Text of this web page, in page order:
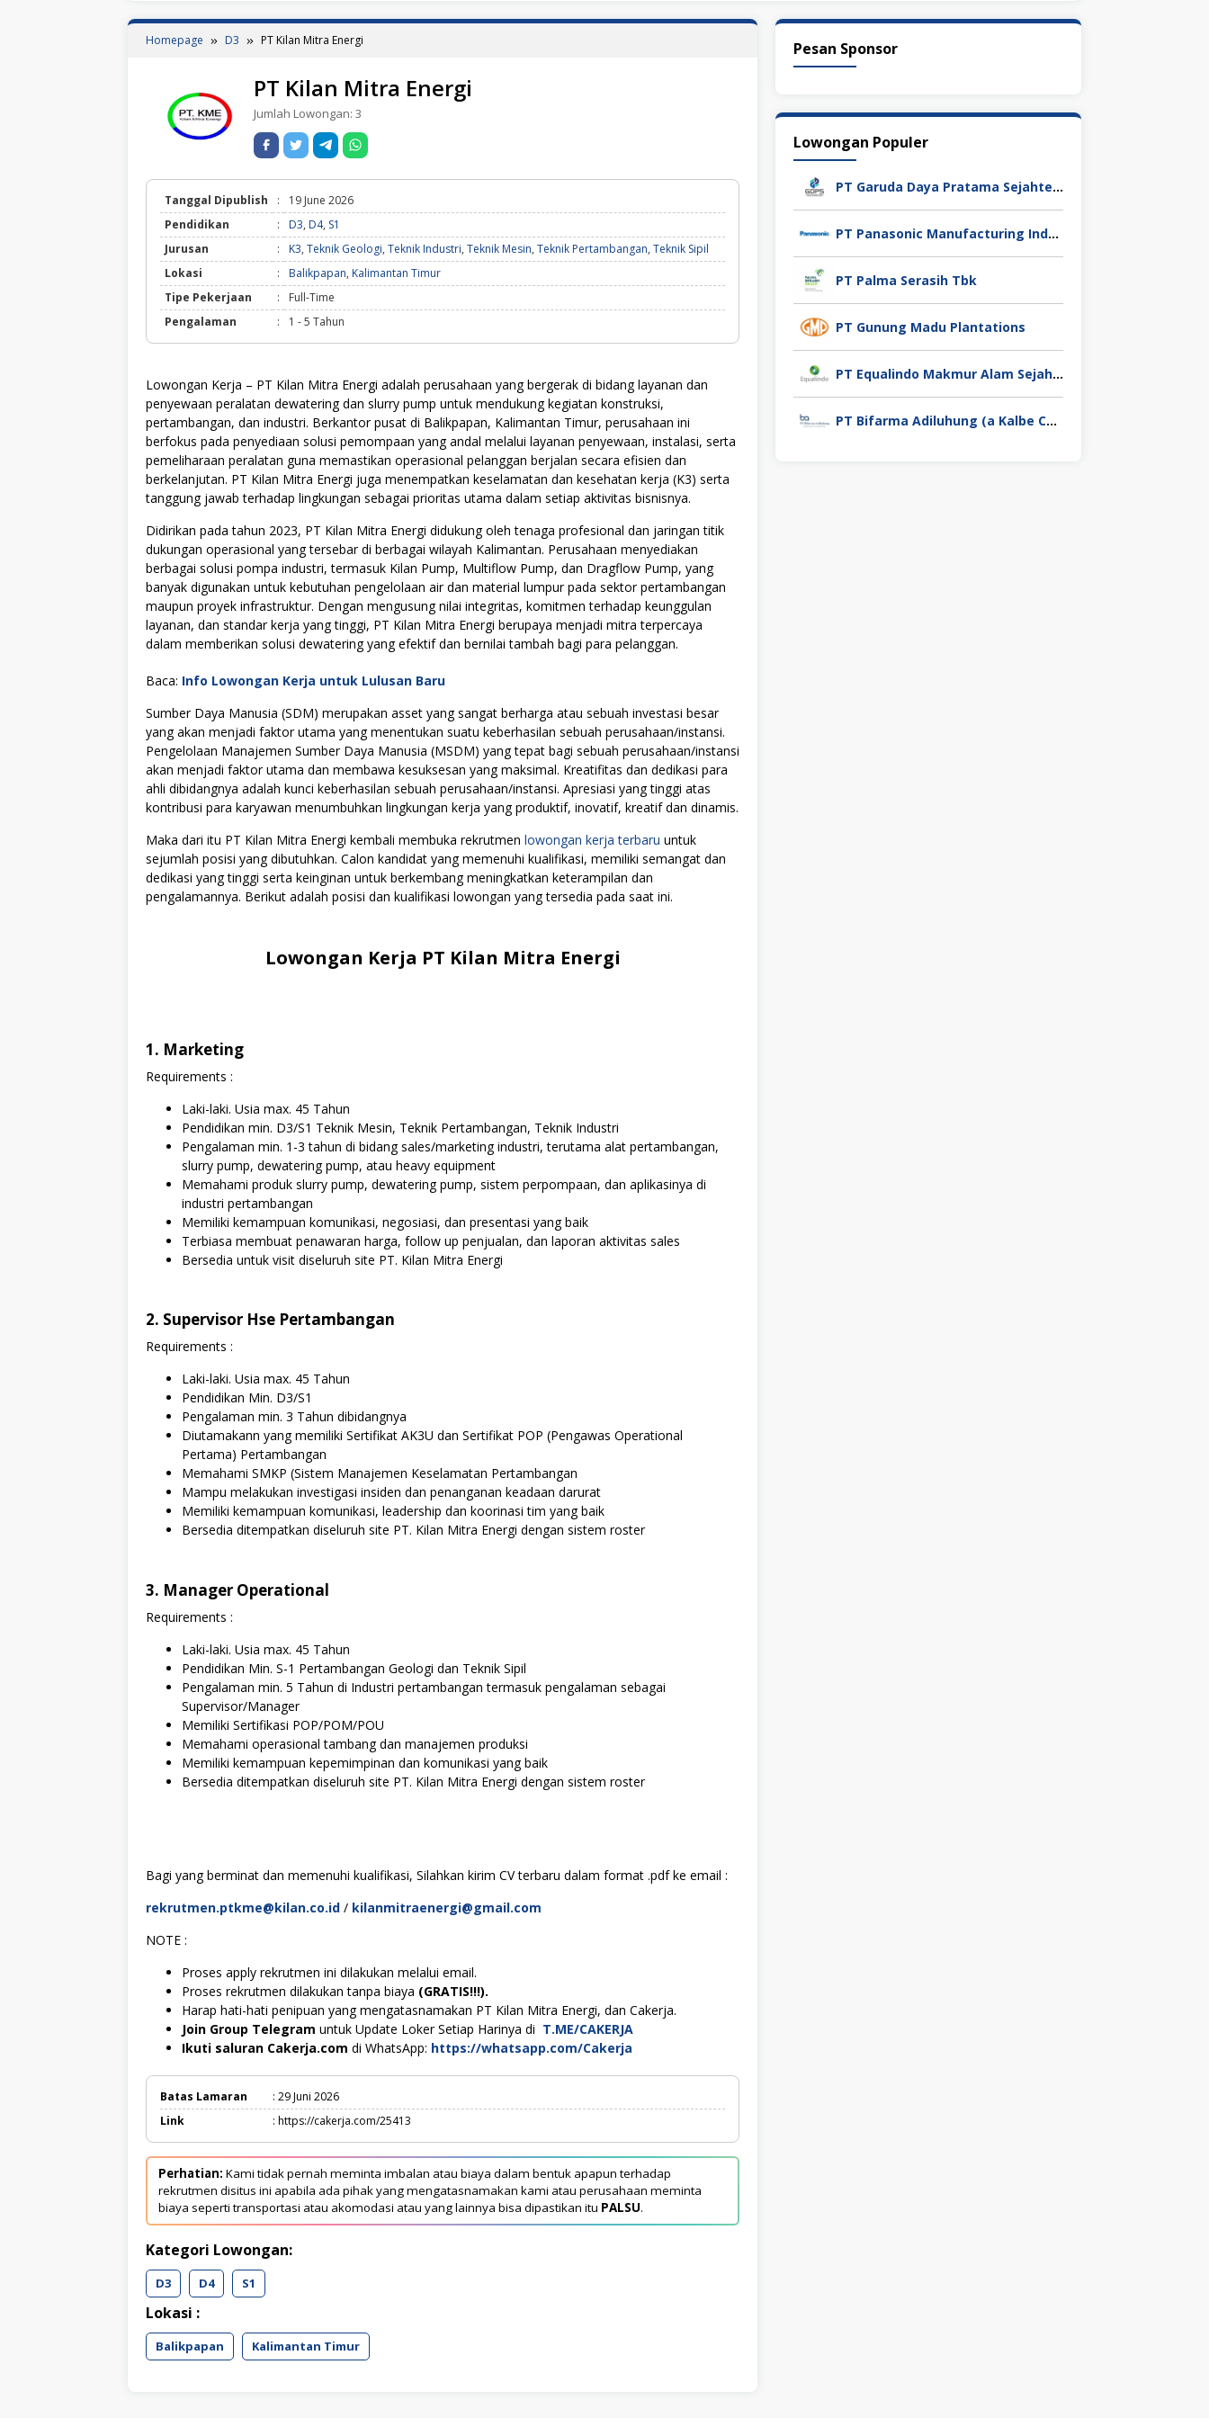
Homepage D3 PT Kilan Mitra Energi
PT Kilan Mitra Energi
Jumlah Lowongan: 3
Tanggal Dipublish :
19 June 2026
Pendidikan
: D3, D4, S1
Jurusan
: K3, Teknik Geologi, Teknik Industri, Teknik Mesin, Teknik Pertambangan, Teknik Sipil
Lokasi
: Balikpapan, Kalimantan Timur
Tipe Pekerjaan
:
Full-Time
Pengalaman
: 1 - 5 Tahun
Lowongan Kerja – PT Kilan Mitra Energi adalah perusahaan yang bergerak di bidang layanan dan
penyewaan peralatan dewatering dan slurry pump untuk mendukung kegiatan konstruksi,
pertambangan, dan industri. Berkantor pusat di Balikpapan, Kalimantan Timur, perusahaan ini
berfokus pada penyediaan solusi pemompaan yang andal melalui layanan penyewaan, instalasi, serta
pemeliharaan peralatan guna memastikan operasional pelanggan berjalan secara efisien dan
berkelanjutan. PT Kilan Mitra Energi juga menempatkan keselamatan dan kesehatan kerja (K3) serta
tanggung jawab terhadap lingkungan sebagai prioritas utama dalam setiap aktivitas bisnisnya.
Didirikan pada tahun 2023, PT Kilan Mitra Energi didukung oleh tenaga profesional dan jaringan titik
dukungan operasional yang tersebar di berbagai wilayah Kalimantan. Perusahaan menyediakan
berbagai solusi pompa industri, termasuk Kilan Pump, Multiflow Pump, dan Dragflow Pump, yang
banyak digunakan untuk kebutuhan pengelolaan air dan material lumpur pada sektor pertambangan
maupun proyek infrastruktur. Dengan mengusung nilai integritas, komitmen terhadap keunggulan
layanan, dan standar kerja yang tinggi, PT Kilan Mitra Energi berupaya menjadi mitra terpercaya
dalam memberikan solusi dewatering yang efektif dan bernilai tambah bagi para pelanggan.
Baca: Info Lowongan Kerja untuk Lulusan Baru
Sumber Daya Manusia (SDM) merupakan asset yang sangat berharga atau sebuah investasi besar
yang akan menjadi faktor utama yang menentukan suatu keberhasilan sebuah perusahaan/instansi.
Pengelolaan Manajemen Sumber Daya Manusia (MSDM) yang tepat bagi sebuah perusahaan/instansi
akan menjadi faktor utama dan membawa kesuksesan yang maksimal. Kreatifitas dan dedikasi para
ahli dibidangnya adalah kunci keberhasilan sebuah perusahaan/instansi. Apresiasi yang tinggi atas
kontribusi para karyawan menumbuhkan lingkungan kerja yang produktif, inovatif, kreatif dan dinamis.
Maka dari itu PT Kilan Mitra Energi kembali membuka rekrutmen lowongan kerja terbaru untuk
sejumlah posisi yang dibutuhkan. Calon kandidat yang memenuhi kualifikasi, memiliki semangat dan
dedikasi yang tinggi serta keinginan untuk berkembang meningkatkan keterampilan dan
pengalamannya. Berikut adalah posisi dan kualifikasi lowongan yang tersedia pada saat ini.
Lowongan Kerja PT Kilan Mitra Energi
1. Marketing
Requirements :
Laki-laki. Usia max. 45 Tahun
Pendidikan min. D3/S1 Teknik Mesin, Teknik Pertambangan, Teknik Industri
Pengalaman min. 1-3 tahun di bidang sales/marketing industri, terutama alat pertambangan,
slurry pump, dewatering pump, atau heavy equipment
Memahami produk slurry pump, dewatering pump, sistem perpompaan, dan aplikasinya di
industri pertambangan
Memiliki kemampuan komunikasi, negosiasi, dan presentasi yang baik
Terbiasa membuat penawaran harga, follow up penjualan, dan laporan aktivitas sales
Bersedia untuk visit diseluruh site PT. Kilan Mitra Energi
2. Supervisor Hse Pertambangan
Requirements :
Laki-laki. Usia max. 45 Tahun
Pendidikan Min. D3/S1
Pengalaman min. 3 Tahun dibidangnya
Diutamakann yang memiliki Sertifikat AK3U dan Sertifikat POP (Pengawas Operational
Pertama) Pertambangan
Memahami SMKP (Sistem Manajemen Keselamatan Pertambangan
Mampu melakukan investigasi insiden dan penanganan keadaan darurat
Memiliki kemampuan komunikasi, leadership dan koorinasi tim yang baik
Bersedia ditempatkan diseluruh site PT. Kilan Mitra Energi dengan sistem roster
3. Manager Operational
Requirements :
Laki-laki. Usia max. 45 Tahun
Pendidikan Min. S-1 Pertambangan Geologi dan Teknik Sipil
Pengalaman min. 5 Tahun di Industri pertambangan termasuk pengalaman sebagai
Supervisor/Manager
Memiliki Sertifikasi POP/POM/POU
Memahami operasional tambang dan manajemen produksi
Memiliki kemampuan kepemimpinan dan komunikasi yang baik
Bersedia ditempatkan diseluruh site PT. Kilan Mitra Energi dengan sistem roster
Bagi yang berminat dan memenuhi kualifikasi, Silahkan kirim CV terbaru dalam format .pdf ke email :
rekrutmen.ptkme@kilan.co.id / kilanmitraenergi@gmail.com
NOTE :
Proses apply rekrutmen ini dilakukan melalui email.
Proses rekrutmen dilakukan tanpa biaya (GRATIS!!!).
Harap hati-hati penipuan yang mengatasnamakan PT Kilan Mitra Energi, dan Cakerja.
Join Group Telegram untuk Update Loker Setiap Harinya di T.ME/CAKERJA
Ikuti saluran Cakerja.com di WhatsApp: https://whatsapp.com/Cakerja
Batas Lamaran
: 29 Juni 2026
Link
: https://cakerja.com/25413
Perhatian: Kami tidak pernah meminta imbalan atau biaya dalam bentuk apapun terhadap
rekrutmen disitus ini apabila ada pihak yang mengatasnamakan kami atau perusahaan meminta
biaya seperti transportasi atau akomodasi atau yang lainnya bisa dipastikan itu PALSU.
Kategori Lowongan:
D3 D4 S1
Lokasi :
Balikpapan Kalimantan Timur
Pesan Sponsor
Lowongan Populer
PT Garuda Daya Pratama Sejahtera
PT Panasonic Manufacturing Indonesia
PT Palma Serasih Tbk
PT Gunung Madu Plantations
PT Equalindo Makmur Alam Sejahtera (Equalindo Group)
PT Bifarma Adiluhung (a Kalbe Company)